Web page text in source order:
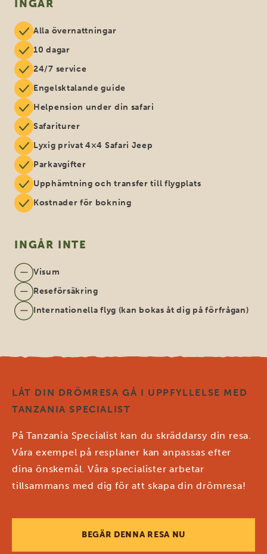
INGÅR
Alla övernattningar
10 dagar
24/7 service
Engelsktalande guide
Helpension under din safari
Safariturer
Lyxig privat 4×4 Safari Jeep
Parkavgifter
Upphämtning och transfer till flygplats
Kostnader för bokning
INGÅR INTE
Visum
Reseförsäkring
Internationella flyg (kan bokas åt dig på förfrågan)
LÅT DIN DRÖMRESA GÅ I UPPFYLLELSE MED
TANZANIA SPECIALIST
På Tanzania Specialist kan du skräddarsy din resa.
Våra exempel på resplaner kan anpassas efter
dina önskemål. Våra specialister arbetar
tillsammans med dig för att skapa din drömresa!
BEGÄR DENNA RESA NU